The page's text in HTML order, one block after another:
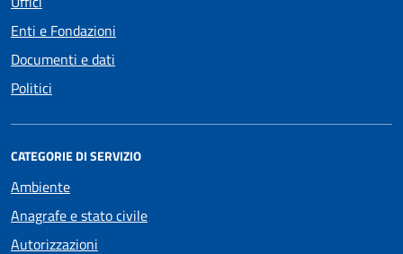
Enti e Fondazioni
Documenti e dati
Politici
CATEGORIE DI SERVIZIO
Ambiente
Anagrafe e stato civile
Autorizzazioni